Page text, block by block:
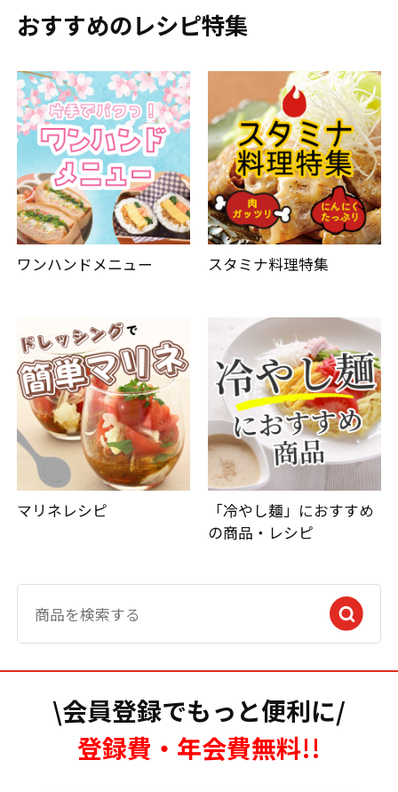
おすすめのレシピ特集
ワンハンドメニュー スタミナ料理特集
マリネレシピ
「冷やし麺」におすすめ
の商品・レシピ
\会員登録でもっと便利に/
登録費・年会費無料!!